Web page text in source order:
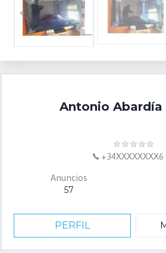
Antonio Abardía
+34XXXXXXXX6
Anuncios
57
PERFIL